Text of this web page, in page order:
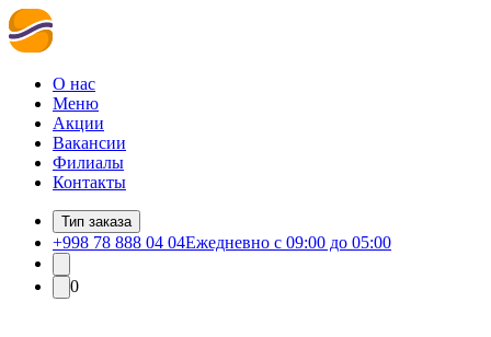
О нас
Меню
Акции
Вакансии
Филиалы
Контакты
Тип заказа
+998 78 888 04 04Ежедневно с 09:00 до 05:00
0